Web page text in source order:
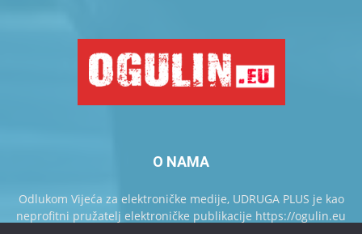
O NAMA
Odlukom Vijeća za elektroničke medije, UDRUGA PLUS je kao
neprofitni pružatelj elektroničke publikacije https://ogulin.eu